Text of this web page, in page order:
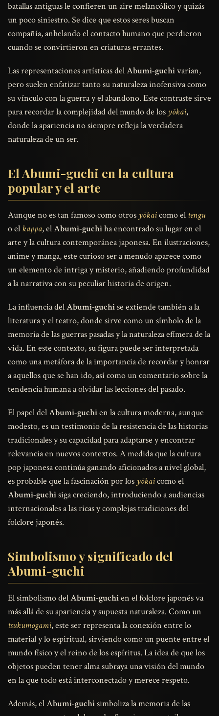
batallas antiguas le confieren un aire melancólico y quizás
un poco siniestro. Se dice que estos seres buscan
compañía, anhelando el contacto humano que perdieron
cuando se convirtieron en criaturas errantes.
Las representaciones artísticas delAbumi-guchivarían,
pero suelen enfatizar tanto su naturaleza inofensiva como
su vínculo con la guerra y el abandono. Este contraste sirve
para recordar la complejidad del mundo de los yōkai,
donde la apariencia no siempre refleja la verdadera
naturaleza de un ser.
El Abumi-guchi en la cultura
popular y el arte
Aunque no es tan famoso como otros yōkaicomo el tengu
o el kappa, elAbumi-guchiha encontrado su lugar en el
arte y la cultura contemporánea japonesa. En ilustraciones,
anime y manga, este curioso ser a menudo aparece como
un elemento de intriga y misterio, añadiendo profundidad
a la narrativa con su peculiar historia de origen.
La influencia delAbumi-guchise extiende también a la
literatura y el teatro, donde sirve como un símbolo de la
memoria de las guerras pasadas y la naturaleza efímera de la
vida. En este contexto, su figura puede ser interpretada
como una metáfora de la importancia de recordar y honrar
a aquellos que se han ido, así como un comentario sobre la
tendencia humana a olvidar las lecciones del pasado.
El papel delAbumi-guchien la cultura moderna, aunque
modesto, es un testimonio de la resistencia de las historias
tradicionales y su capacidad para adaptarse y encontrar
relevancia en nuevos contextos. A medida que la cultura
pop japonesa continúa ganando aficionados a nivel global,
es probable que la fascinación por los yōkaicomo el
Abumi-guchisiga creciendo, introduciendo a audiencias
internacionales a las ricas y complejas tradiciones del
folclore japonés.
Simbolismo y significado del
Abumi-guchi
El simbolismo delAbumi-guchien el folclore japonés va
más allá de su apariencia y supuesta naturaleza. Como un
tsukumogami, este ser representa la conexión entre lo
material y lo espiritual, sirviendo como un puente entre el
mundo físico y el reino de los espíritus. La idea de que los
objetos pueden tener alma subraya una visión del mundo
en la que todo está interconectado y merece respeto.
Además, elAbumi-guchisimboliza la memoria de las